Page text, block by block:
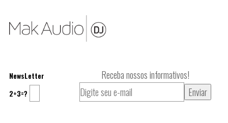
NewsLetter Receba nossos informativos!
2+3=?